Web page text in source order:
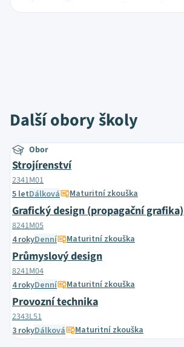
Další obory školy
Obor
Strojírenství
2341M01
5 letDálková Maturitní zkouška
Grafický design (propagační grafika)
8241M05
4 rokyDenní Maturitní zkouška
Průmyslový design
8241M04
4 rokyDenní Maturitní zkouška
Provozní technika
2343L51
3 rokyDálková Maturitní zkouška